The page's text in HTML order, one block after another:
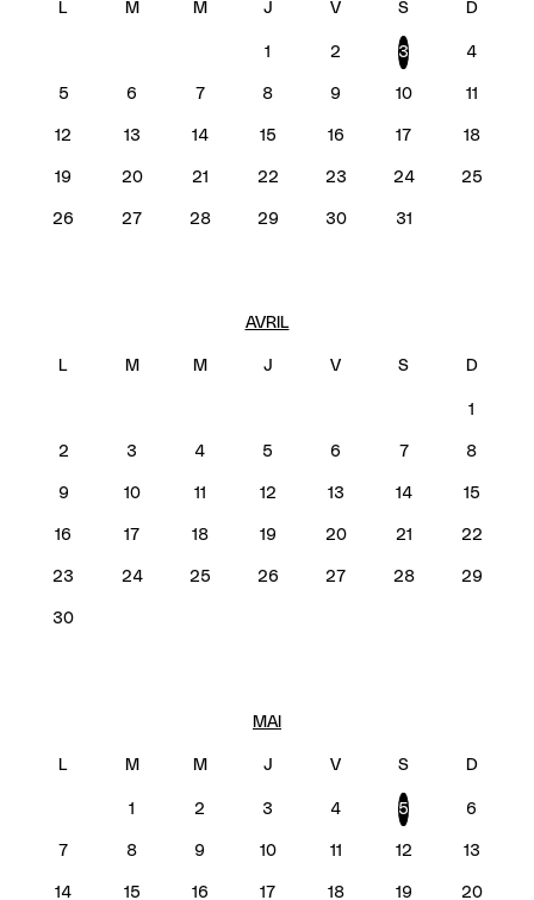
1 2 3 4
5 6 7 8 9 10 11
12 13 14 15 16 17 18
19 20 21 22 23 24 25
26 27 28 29 30 31
AVRIL
1
2 3 4 5 6 7 8
9 10 11 12 13 14 15
16 17 18 19 20 21 22
23 24 25 26 27 28 29
30
MAI
1 2 3 4 5 6
7 8 9 10 11 12 13
14 15 16 17 18 19 20